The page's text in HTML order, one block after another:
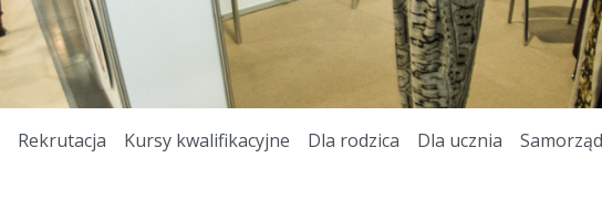
Rekrutacja Kursy kwalifikacyjne Dla rodzica Dla ucznia